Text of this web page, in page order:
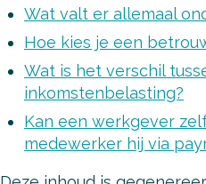
Wat valt er allemaal
Hoe kies je een
Wat is het verschil
inkomstenbelasting?
Kan een werkgever
medewerker hij via